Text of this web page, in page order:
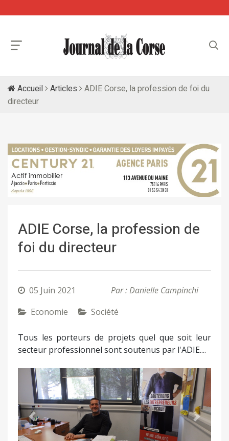
Accueil Articles
ADIE Corse, la profession de foi du
directeur
ADIE Corse, la profession de
foi du directeur
05 Juin 2021
Par : Danielle Campinchi
Economie
Société
Tous les porteurs de projets quel que soit leur
secteur professionnel sont soutenus par l'ADIE....
Précédent Suivant